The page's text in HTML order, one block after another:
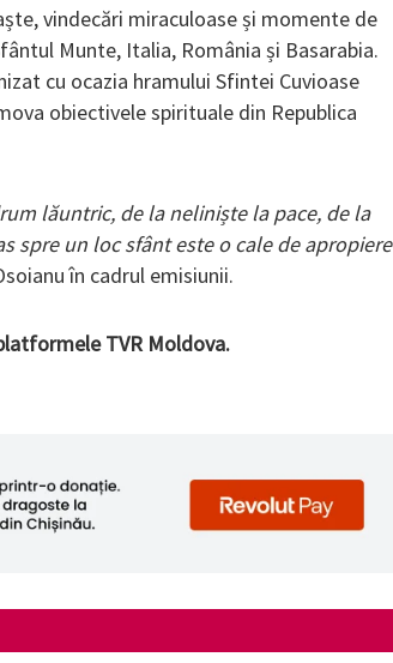
vindecări miraculoase și momente de
Munte, Italia, România și Basarabia.
cu ocazia hramului Sfintei Cuvioase
obiectivele spirituale din Republica
lăuntric, de la neliniște la pace, de la
spre un loc sfânt este o cale de apropiere
în cadrul emisiunii.
TVR Moldova.